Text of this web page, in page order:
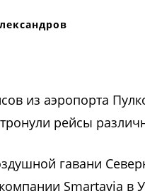
из аэропорта
рейсы
гавани
Smartavia в